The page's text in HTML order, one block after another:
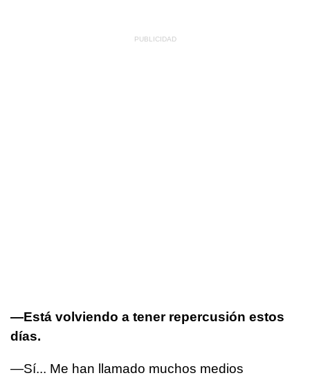
—Está volviendo a tener repercusión estos
días.
—Sí... Me han llamado muchos medios